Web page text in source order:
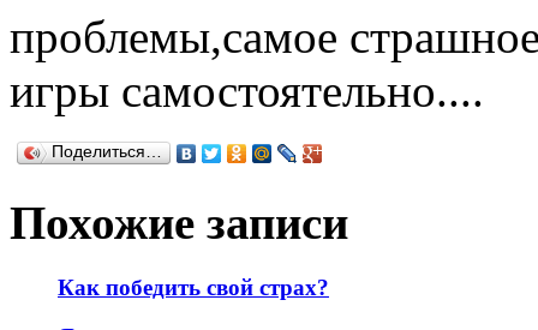
проблемы,самое страшное
игры самостоятельно....
Поделиться…
Похожие записи
Как победить свой страх?